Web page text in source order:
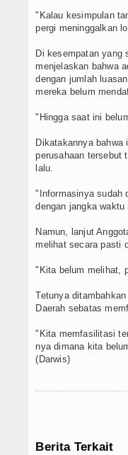
"Kalau kesimpulan
pergi meninggalkan
Di kesempatan yang
menjelaskan bahwa
dengan jumlah
mereka belum
"Hingga saat ini
Dikatakannya bahwa
perusahaan tersebut
lalu.
"Informasinya sudah
dengan jangka
Namun, lanjut
melihat secara pasti
"Kita belum melihat,
Tetunya
Daerah sebatas
"Kita memfasilitasi
nya dimana kita
(Darwis)
Berita Terkait